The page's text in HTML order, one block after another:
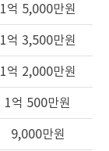
1억 5,000만원
1억 3,500만원
1억 2,000만원
1억 500만원
9,000만원